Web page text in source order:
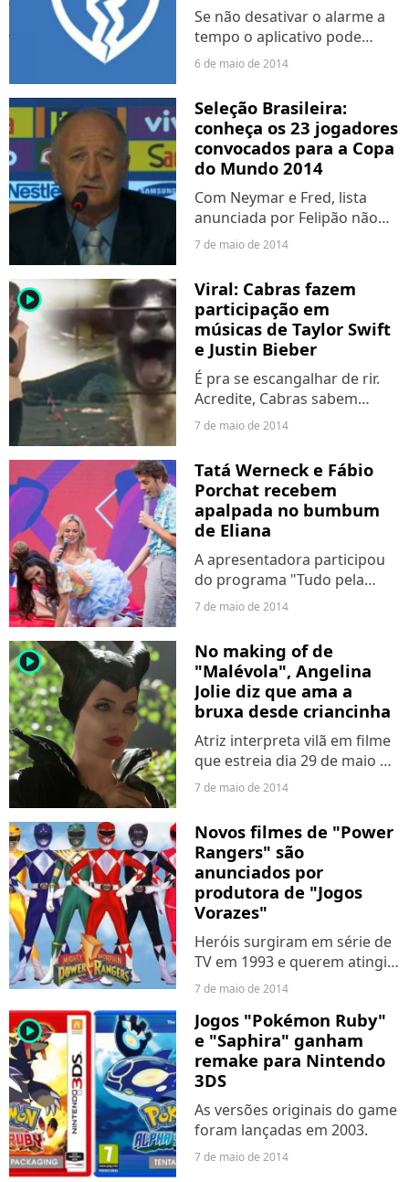
Se não desativar o alarme a
tempo o aplicativo pode
constranger você
6 de maio de 2014
Seleção Brasileira:
conheça os 23 jogadores
convocados para a Copa
do Mundo 2014
Com Neymar e Fred, lista
anunciada por Felipão não
tem grandes surpresas.
7 de maio de 2014
player2
Viral: Cabras fazem
participação em
músicas de Taylor Swift
e Justin Bieber
É pra se escangalhar de rir.
Acredite, Cabras sabem
cantar: artistas do Pop que
7 de maio de 2014
Tatá Werneck e Fábio
Porchat recebem
apalpada no bumbum
de Eliana
A apresentadora participou
do programa "Tudo pela
Audiência".
7 de maio de 2014
player2
No making of de
"Malévola", Angelina
Jolie diz que ama a
bruxa desde criancinha
Atriz interpreta vilã em filme
que estreia dia 29 de maio no
Brasil.
7 de maio de 2014
Novos filmes de "Power
Rangers" são
anunciados por
produtora de "Jogos
Vorazes"
Heróis surgiram em série de
TV em 1993 e querem atingir
"outro nível".
7 de maio de 2014
player2
Jogos "Pokémon Ruby"
e "Saphira" ganham
remake para Nintendo
3DS
As versões originais do game
foram lançadas em 2003.
7 de maio de 2014